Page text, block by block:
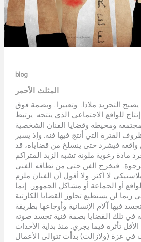
blog
المثلث الأحمر
التجريد ملاذا.. وتعبيرا.. وبصمة فوق
للواقع الاجتماعي الذي ينتجه. يرتبط
بمجتمعه ومحيطه وقضايا الفنان الشخصية
الفترة التي أنتج فيها فنه. وإذ يسير
واقعه فيشرد حتى ينسلخ من قضاياه، قد
مادة رغوية ملونة تشبه الزبد المتراكم
فيخرج الفن حتى من نطاقه الفني
لا أكثر. ولا أقول أن الفنان ملزم
أو الجماعة أو مشاكل الجمهور.. إنما
ربما لن يستطيع تجاوز القضايا الكارثية
فيها آلام الإنسانية وأوجاعها بطريقة
في تلك القضايا بصمة فنية تجسد صوته
تأثره فيما يجري. منذ بداية الأحداث
في غزة (ولازالت) بدأت تتوالى الأعمال